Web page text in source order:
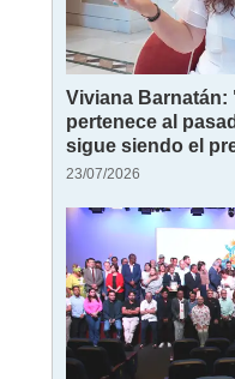
Viviana
pertenece al
sigue siendo el
23/07/2026